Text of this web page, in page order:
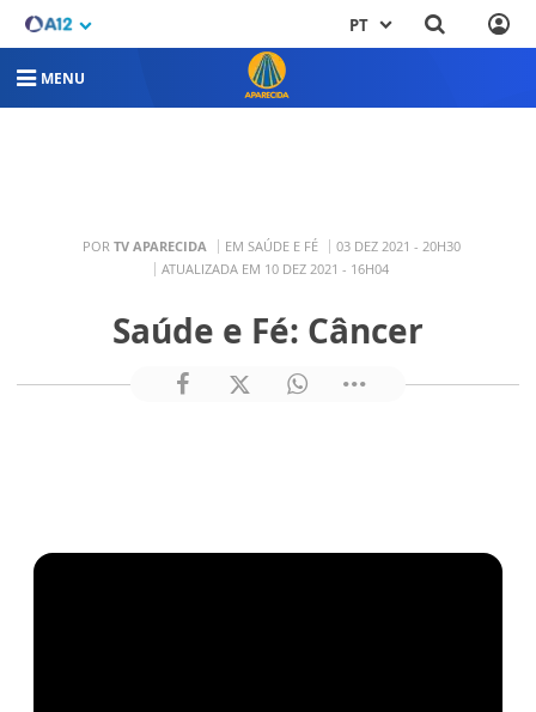
PT
MENU
POR TV APARECIDA EM SAÚDE E FÉ
03 DEZ 2021 - 20H30
ATUALIZADA EM 10 DEZ 2021 - 16H04
Saúde e Fé: Câncer